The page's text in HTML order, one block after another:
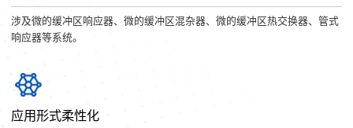
涉及微的缓冲区响应器、微的缓冲区混杂器、微的缓冲区热交换器、管式
响应器等系统。
应用形式柔性化